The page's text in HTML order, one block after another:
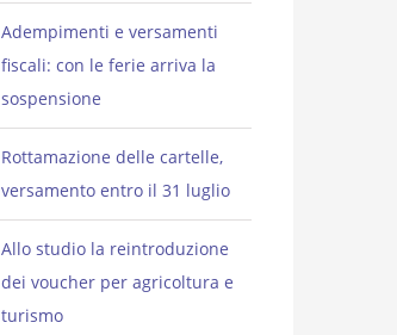
Adempimenti e versamenti
fiscali: con le ferie arriva la
sospensione
Rottamazione delle cartelle,
versamento entro il 31 luglio
Allo studio la reintroduzione
dei voucher per agricoltura e
turismo